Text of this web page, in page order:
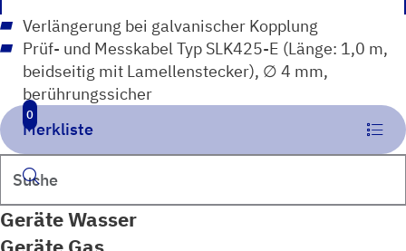
Merkliste
0
Suchen
Geräte Wasser
Verlängerung bei galvanischer Kopplung
Prüf- und Messkabel Typ SLK425-E (Länge: 1,0 m,
beidseitig mit Lamellenstecker), ∅ 4 mm,
berührungssicher